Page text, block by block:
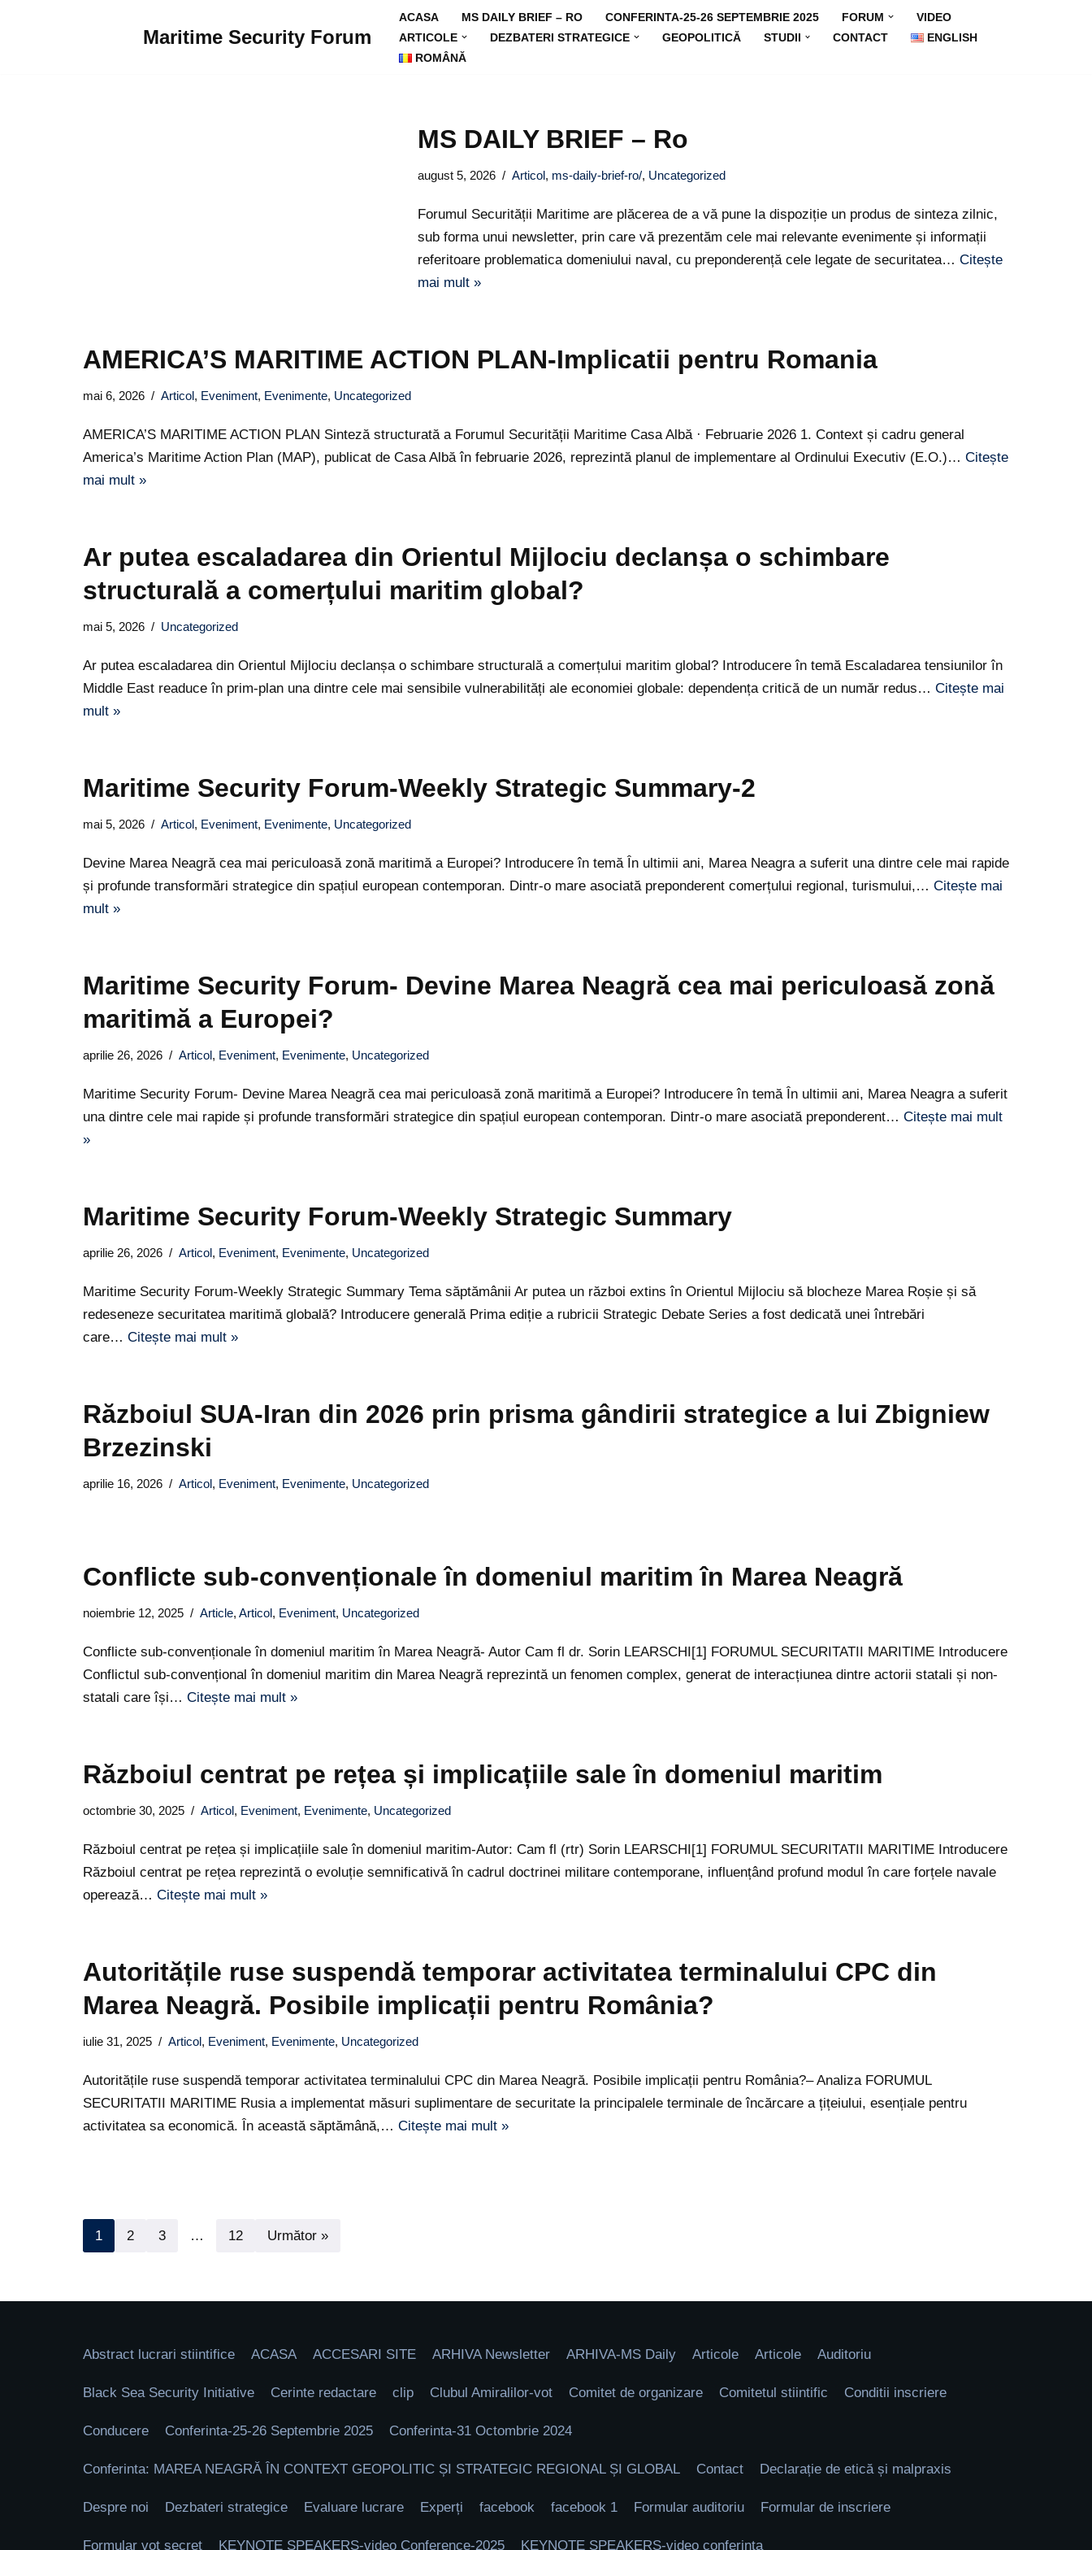
Maritime Security Forum
ACASA MS DAILY BRIEF – RO CONFERINTA-25-26 SEPTEMBRIE 2025 FORUM
VIDEO
ARTICOLE
DEZBATERI STRATEGICE GEOPOLITICĂ STUDII CONTACT
ENGLISH
ROMÂNĂ
MS DAILY BRIEF – Ro
august 5, 2026 Articol, ms-daily-brief-ro/, Uncategorized
Forumul Securității Maritime are plăcerea de a vă pune la dispoziție un produs de sinteza zilnic,
sub forma unui newsletter, prin care vă prezentăm cele mai relevante evenimente și informații
referitoare problematica domeniului naval, cu preponderență cele legate de securitatea… Citește
mai mult »
AMERICA’S MARITIME ACTION PLAN-Implicatii pentru Romania
mai 6, 2026 Articol, Eveniment, Evenimente, Uncategorized
AMERICA’S MARITIME ACTION PLAN Sinteză structurată a Forumul Securității Maritime Casa Albă · Februarie 2026 1. Context și cadru general
America’s Maritime Action Plan (MAP), publicat de Casa Albă în februarie 2026, reprezintă planul de implementare al Ordinului Executiv (E.O.)… Citește
mai mult »
Ar putea escaladarea din Orientul Mijlociu declanșa o schimbare
structurală a comerțului maritim global?
mai 5, 2026 Uncategorized
Ar putea escaladarea din Orientul Mijlociu declanșa o schimbare structurală a comerțului maritim global? Introducere în temă Escaladarea tensiunilor în
Middle East readuce în prim-plan una dintre cele mai sensibile vulnerabilități ale economiei globale: dependența critică de un număr redus… Citește mai
mult »
Maritime Security Forum-Weekly Strategic Summary-2
mai 5, 2026 Articol, Eveniment, Evenimente, Uncategorized
Devine Marea Neagră cea mai periculoasă zonă maritimă a Europei? Introducere în temă În ultimii ani, Marea Neagra a suferit una dintre cele mai rapide
și profunde transformări strategice din spațiul european contemporan. Dintr-o mare asociată preponderent comerțului regional, turismului,… Citește mai
mult »
Maritime Security Forum- Devine Marea Neagră cea mai periculoasă zonă
maritimă a Europei?
aprilie 26, 2026 Articol, Eveniment, Evenimente, Uncategorized
Maritime Security Forum- Devine Marea Neagră cea mai periculoasă zonă maritimă a Europei? Introducere în temă În ultimii ani, Marea Neagra a suferit
una dintre cele mai rapide și profunde transformări strategice din spațiul european contemporan. Dintr-o mare asociată preponderent… Citește mai mult
»
Maritime Security Forum-Weekly Strategic Summary
aprilie 26, 2026 Articol, Eveniment, Evenimente, Uncategorized
Maritime Security Forum-Weekly Strategic Summary Tema săptămânii Ar putea un război extins în Orientul Mijlociu să blocheze Marea Roșie și să
redeseneze securitatea maritimă globală? Introducere generală Prima ediție a rubricii Strategic Debate Series a fost dedicată unei întrebări
care… Citește mai mult »
Războiul SUA-Iran din 2026 prin prisma gândirii strategice a lui Zbigniew
Brzezinski
aprilie 16, 2026 Articol, Eveniment, Evenimente, Uncategorized
Conflicte sub-convenționale în domeniul maritim în Marea Neagră
noiembrie 12, 2025 Article, Articol, Eveniment, Uncategorized
Conflicte sub-convenționale în domeniul maritim în Marea Neagră- Autor Cam fl dr. Sorin LEARSCHI[1] FORUMUL SECURITATII MARITIME Introducere
Conflictul sub-convențional în domeniul maritim din Marea Neagră reprezintă un fenomen complex, generat de interacțiunea dintre actorii statali și non-
statali care își… Citește mai mult »
Războiul centrat pe rețea și implicațiile sale în domeniul maritim
octombrie 30, 2025 Articol, Eveniment, Evenimente, Uncategorized
Războiul centrat pe rețea și implicațiile sale în domeniul maritim-Autor: Cam fl (rtr) Sorin LEARSCHI[1] FORUMUL SECURITATII MARITIME Introducere
Războiul centrat pe rețea reprezintă o evoluție semnificativă în cadrul doctrinei militare contemporane, influențând profund modul în care forțele navale
operează… Citește mai mult »
Autoritățile ruse suspendă temporar activitatea terminalului CPC din
Marea Neagră. Posibile implicații pentru România?
iulie 31, 2025 Articol, Eveniment, Evenimente, Uncategorized
Autoritățile ruse suspendă temporar activitatea terminalului CPC din Marea Neagră. Posibile implicații pentru România?– Analiza FORUMUL
SECURITATII MARITIME Rusia a implementat măsuri suplimentare de securitate la principalele terminale de încărcare a țițeiului, esențiale pentru
activitatea sa economică. În această săptămână,… Citește mai mult »
1 2 3 … 12 Următor »
Abstract lucrari stiintifice ACASA ACCESARI SITE ARHIVA Newsletter ARHIVA-MS Daily Articole Articole Auditoriu
Black Sea Security Initiative Cerinte redactare clip Clubul Amiralilor-vot Comitet de organizare Comitetul stiintific Conditii inscriere
Conducere Conferinta-25-26 Septembrie 2025 Conferinta-31 Octombrie 2024
Conferinta: MAREA NEAGRĂ ÎN CONTEXT GEOPOLITIC ȘI STRATEGIC REGIONAL ȘI GLOBAL Contact Declarație de etică și malpraxis
Despre noi Dezbateri strategice Evaluare lucrare Experți facebook facebook 1 Formular auditoriu Formular de inscriere
Formular vot secret KEYNOTE SPEAKERS-video Conference-2025 KEYNOTE SPEAKERS-video conferinta